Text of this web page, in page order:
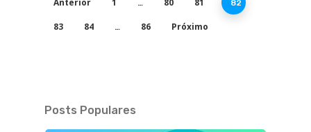
Anterior 1 … 80 81 82
83 84 … 86 Próximo
Posts Populares